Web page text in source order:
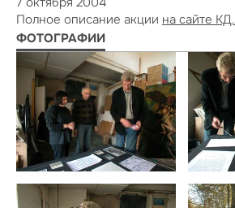
БИОГРАФИЯ
РАБОТЫ
СЕРИИ / ПРОЕКТЫ
ВЫСТАВКИ
ПОИСК
КОНТАКТЫ
БИОГРАФИЯ
РАБОТЫ
СЕРИИ / ПРОЕКТЫ
ВЫСТАВКИ
ПОИСК
КОНТАКТЫ
РАБОТЫ
СЕРИИ / ПРОЕКТЫ
ВЫСТАВКИ
МОНОГРАФИЯ
ПОИСК
КОНТАКТЫ
Полное описание акции на сайте КД.
ФОТОГРАФИИ